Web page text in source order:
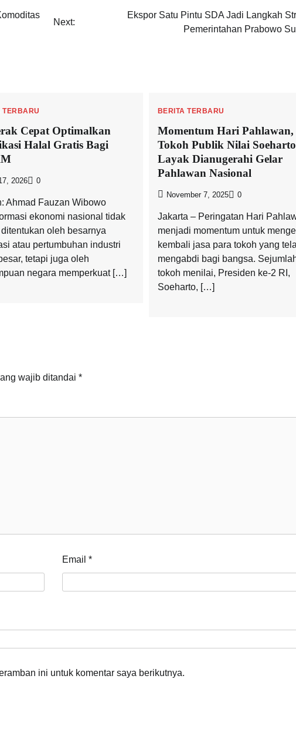
Next:
Ekspor Satu Pintu SDA Jadi Langkah
Pemerintahan Prabowo
TERBARU
Cepat Optimalkan
Halal Gratis Bagi
2026 0
Ahmad Fauzan Wibowo
ekonomi nasional tidak
oleh besarnya
atau pertumbuhan industri
tetapi juga oleh
negara memperkuat […]
BERITA TERBARU
Momentum Hari Pahlawan,
Tokoh Publik Nilai Soeharto
Layak Dianugerahi Gelar
Pahlawan Nasional
November 7, 2025 0
Jakarta – Peringatan Hari
menjadi momentum untuk
kembali jasa para tokoh yang
mengabdi bagi bangsa.
tokoh menilai, Presiden ke-2 RI,
Soeharto, […]
wajib ditandai *
Email*
ini untuk komentar saya berikutnya.